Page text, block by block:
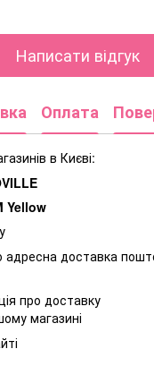
Написати відгук
Оплата
в Києві:
Yellow
адресна доставка
про доставку
магазині